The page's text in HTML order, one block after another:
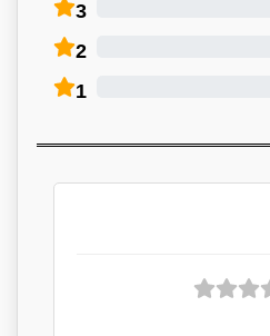
3
2
1